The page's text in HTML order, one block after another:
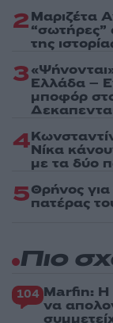
2Μαριζέτα
της
3Ελλάδα –
μποφόρ
4Νίκα
με τα δύο
5Θρήνος
πατέρας
Πιο
104 Marfin: Η
να